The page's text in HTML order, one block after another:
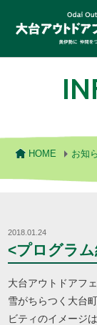
HOME お知
2018.01.24
<プログラ
大台アウトドアフ
雪がちらつく大台
ビティのイメージ